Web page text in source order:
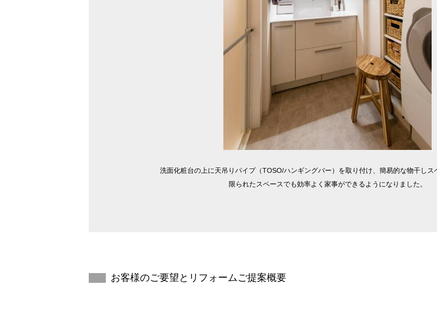
洗面化粧台の上に天吊りパイプ（TOSO/ハンギングバー）を取り付け、簡易的な物干しス
限られたスペースでも効率よく家事ができるようになりました。
お客様のご要望と リフォームご提案概要